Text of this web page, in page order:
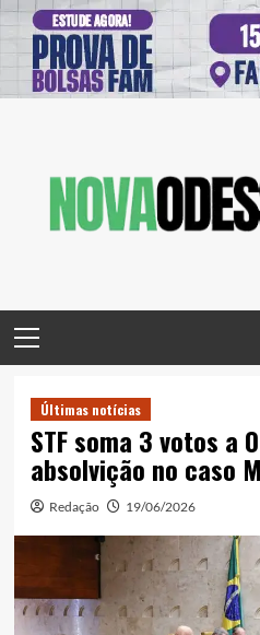
Menu
Últimas notícias
STF soma 3 votos a
absolvição no caso
Redação 19/06/2026